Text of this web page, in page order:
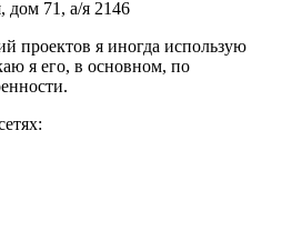
дом 71, а/я 2146
проектов я иногда использую
я его, в основном, по